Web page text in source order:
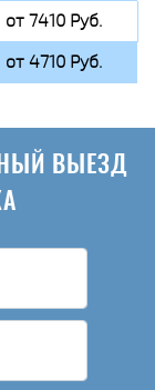
от 7410 Руб.
от 4710 Руб.
ВЫЕЗД